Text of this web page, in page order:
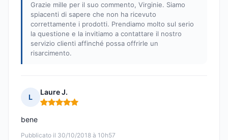
Grazie mille per il suo commento, Virginie. Siamo
spiacenti di sapere che non ha ricevuto
correttamente i prodotti. Prendiamo molto sul serio
la questione e la invitiamo a contattare il nostro
servizio clienti affinché possa offrirle un
risarcimento.
L
Laure J.
Nota: 5 su 5
Pubblicato il 30/10/2018 à 10h57
bene